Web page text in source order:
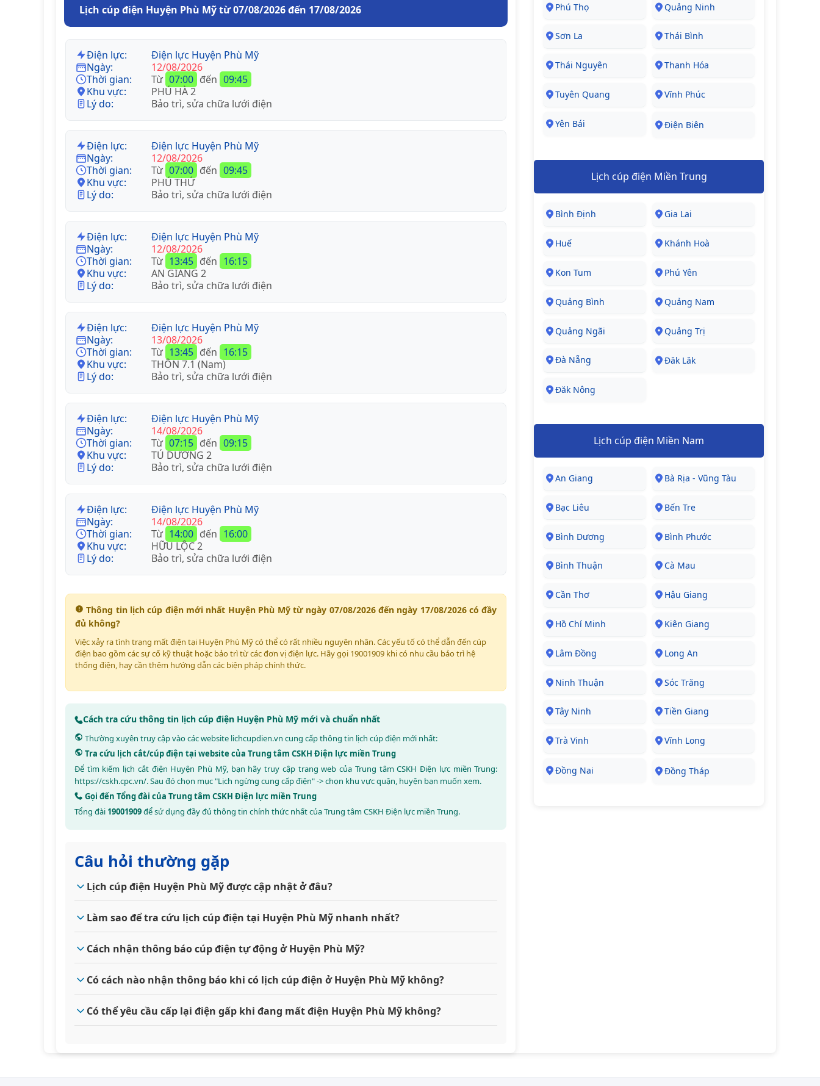
Lịch cúp điện Huyện Phù Mỹ từ 07/08/2026 đến 17/08/2026
Điện lực:
Điện lực Huyện Phù Mỹ
Ngày:
12/08/2026
Thời gian:
Từ 07:00 đến 09:45
Khu vực:
PHÚ HÀ 2
Lý do:
Bảo trì, sửa chữa lưới điện
Điện lực:
Điện lực Huyện Phù Mỹ
Ngày:
12/08/2026
Thời gian:
Từ 07:00 đến 09:45
Khu vực:
PHÚ THỨ
Lý do:
Bảo trì, sửa chữa lưới điện
Điện lực:
Điện lực Huyện Phù Mỹ
Ngày:
12/08/2026
Thời gian:
Từ 13:45 đến 16:15
Khu vực:
AN GIANG 2
Lý do:
Bảo trì, sửa chữa lưới điện
Điện lực:
Điện lực Huyện Phù Mỹ
Ngày:
13/08/2026
Thời gian:
Từ 13:45 đến 16:15
Khu vực:
THÔN 7.1 (Nam)
Lý do:
Bảo trì, sửa chữa lưới điện
Điện lực:
Điện lực Huyện Phù Mỹ
Ngày:
14/08/2026
Thời gian:
Từ 07:15 đến 09:15
Khu vực:
TÚ DƯƠNG 2
Lý do:
Bảo trì, sửa chữa lưới điện
Điện lực:
Điện lực Huyện Phù Mỹ
Ngày:
14/08/2026
Thời gian:
Từ 14:00 đến 16:00
Khu vực:
HỮU LỘC 2
Lý do:
Bảo trì, sửa chữa lưới điện
Thông tin lịch cúp điện mới nhất Huyện Phù Mỹ từ ngày 07/08/2026 đến ngày 17/08/2026 có đầy
đủ không?
Việc xảy ra tình trạng mất điện tại Huyện Phù Mỹ có thể có rất nhiều nguyên nhân. Các yếu tố có thể dẫn đến cúp
điện bao gồm các sự cố kỹ thuật hoặc bảo trì từ các đơn vị điện lực. Hãy gọi 19001909 khi có nhu cầu bảo trì hệ
thống điện, hay cần thêm hướng dẫn các biện pháp chính thức.
Cách tra cứu thông tin lịch cúp điện Huyện Phù Mỹ mới và chuẩn nhất
Thường xuyên truy cập vào các website lichcupdien.vn cung cấp thông tin lịch cúp điện mới nhất:
Tra cứu lịch cắt/cúp điện tại website của Trung tâm CSKH Điện lực miền Trung
Để tìm kiếm lịch cắt điện Huyện Phù Mỹ, bạn hãy truy cập trang web của Trung tâm CSKH Điện lực miền Trung:
https://cskh.cpc.vn/. Sau đó chọn mục "Lịch ngừng cung cấp điện" -> chọn khu vực quận, huyện bạn muốn xem.
Gọi đến Tổng đài của Trung tâm CSKH Điện lực miền Trung
Tổng đài 19001909để sử dụng đầy đủ thông tin chính thức nhất của Trung tâm CSKH Điện lực miền Trung.
Câu hỏi thường gặp
Lịch cúp điện Huyện Phù Mỹ được cập nhật ở đâu?
Làm sao để tra cứu lịch cúp điện tại Huyện Phù Mỹ nhanh nhất?
Cách nhận thông báo cúp điện tự động ở Huyện Phù Mỹ?
Có cách nào nhận thông báo khi có lịch cúp điện ở Huyện Phù Mỹ không?
Có thể yêu cầu cấp lại điện gấp khi đang mất điện Huyện Phù Mỹ không?
Phú Thọ Quảng Ninh
Sơn La Thái Bình
Thái Nguyên Thanh Hóa
Tuyên Quang Vĩnh Phúc
Yên Bái Điện Biên
Lịch cúp điện Miền Trung
Bình Định Gia Lai
Huế Khánh Hoà
Kon Tum Phú Yên
Quảng Bình Quảng Nam
Quảng Ngãi Quảng Trị
Đà Nẵng Đăk Lăk
Đăk Nông
Lịch cúp điện Miền Nam
An Giang Bà Rịa - Vũng Tàu
Bạc Liêu Bến Tre
Bình Dương Bình Phước
Bình Thuận Cà Mau
Cần Thơ Hậu Giang
Hồ Chí Minh Kiên Giang
Lâm Đồng Long An
Ninh Thuận Sóc Trăng
Tây Ninh Tiền Giang
Trà Vinh Vĩnh Long
Đồng Nai Đồng Tháp